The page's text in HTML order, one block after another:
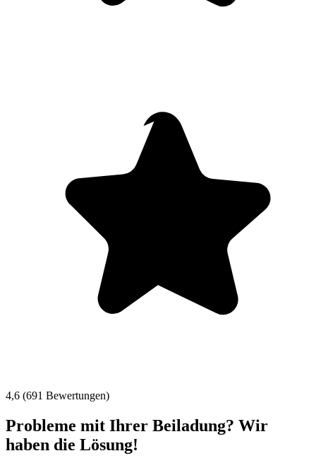
4,6 (691 Bewertungen)
Probleme mit Ihrer Beiladung? Wir
haben die Lösung!